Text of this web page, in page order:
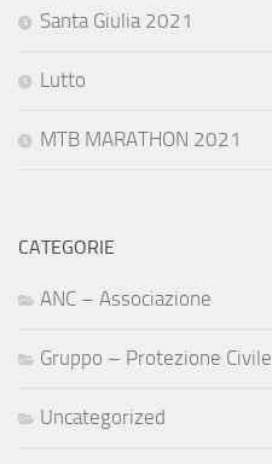
Santa Giulia 2021
Lutto
MTB MARATHON 2021
CATEGORIE
ANC – Associazione
Gruppo – Protezione Civile
Uncategorized